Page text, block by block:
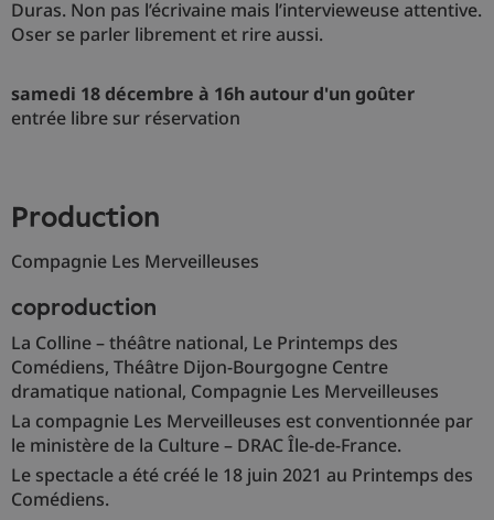
Duras. Non pas l’écrivaine mais l’intervieweuse attentive.
Oser se parler librement et rire aussi.
samedi 18 décembre à 16h autour d'un goûter
entrée libre sur réservation
production
Compagnie Les Merveilleuses
coproduction
La Colline – théâtre national, Le Printemps des
Comédiens, Théâtre Dijon-Bourgogne Centre
dramatique national, Compagnie Les Merveilleuses
La compagnie Les Merveilleuses est conventionnée par
le ministère de la Culture – DRAC Île-de-France.
Le spectacle a été créé le 18 juin 2021 au Printemps des
Comédiens.